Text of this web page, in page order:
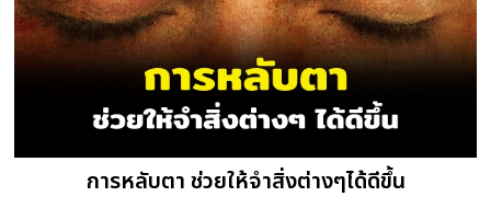
การหลับตา ช่วยให้จำสิ่งต่างๆได้ดีขึ้น